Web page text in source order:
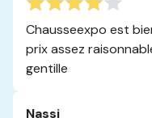
Chausseexpo est
prix assez
gentille
Nassi